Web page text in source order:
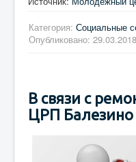
Категория: Социальные
Опубликовано:
В связи с
ЦРП